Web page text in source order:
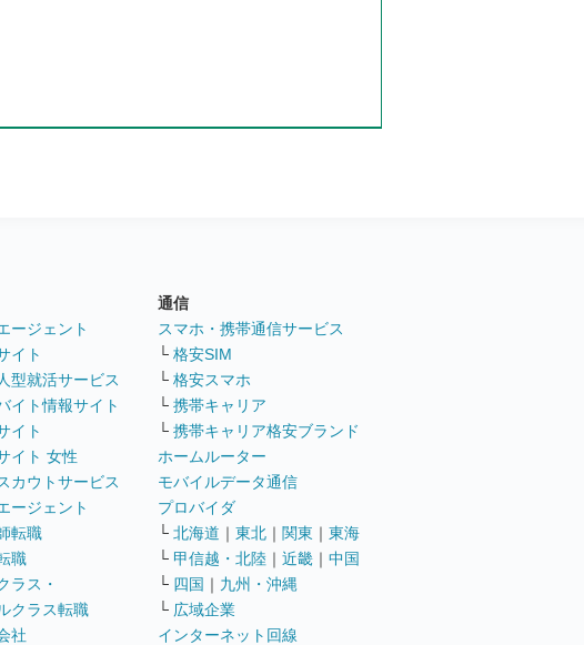
ージェント
イト
型就活サービス
イト情報サイト
イト
イト 女性
カウトサービス
ージェント
転職
職
ラス・
クラス転職
社
通信
スマホ・携帯通信サービス
└ 格安SIM
└ 格安スマホ
└ 携帯キャリア
└ 携帯キャリア格安ブランド
ホームルーター
モバイルデータ通信
プロバイダ
└ 北海道 ｜ 東北 ｜ 関東 ｜ 東海
└ 甲信越・北陸 ｜ 近畿 ｜ 中国
└ 四国 ｜ 九州・沖縄
└ 広域企業
インターネット回線